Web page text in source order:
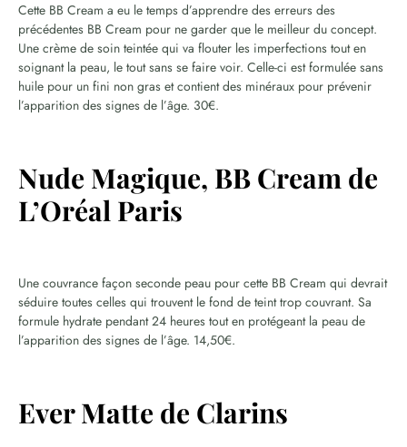
Cette BB Cream a eu le temps d’apprendre des erreurs des
précédentes BB Cream pour ne garder que le meilleur du concept.
Une crème de soin teintée qui va flouter les imperfections tout en
soignant la peau, le tout sans se faire voir. Celle-ci est formulée sans
huile pour un fini non gras et contient des minéraux pour prévenir
l’apparition des signes de l’âge. 30€.
Nude Magique, BB Cream de
L’Oréal Paris
Une couvrance façon seconde peau pour cette BB Cream qui devrait
séduire toutes celles qui trouvent le fond de teint trop couvrant. Sa
formule hydrate pendant 24 heures tout en protégeant la peau de
l’apparition des signes de l’âge. 14,50€.
Ever Matte de Clarins